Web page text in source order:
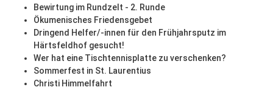
Bewirtung im Rundzelt - 2. Runde
Ökumenisches Friedensgebet
Dringend Helfer/-innen für den Frühjahrsputz im
Härtsfeldhof gesucht!
Wer hat eine Tischtennisplatte zu verschenken?
Sommerfest in St. Laurentius
Christi Himmelfahrt